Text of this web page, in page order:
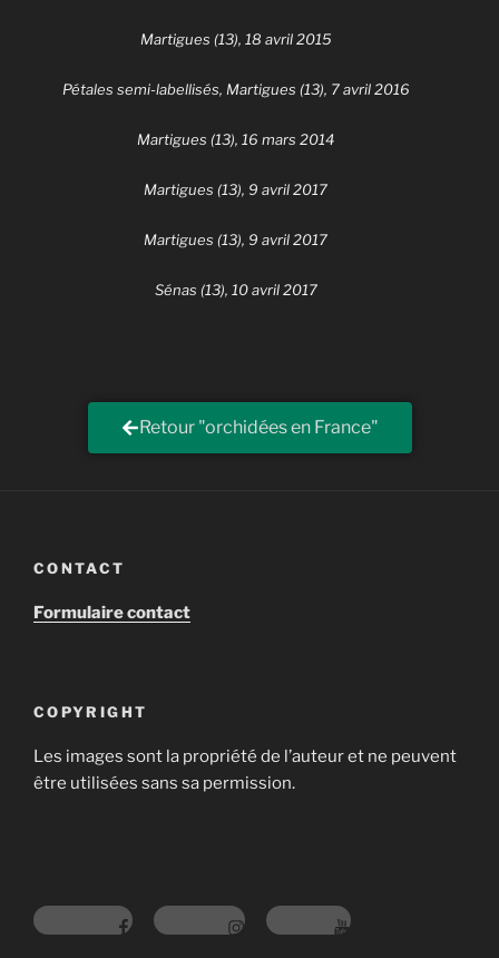
Martigues (13), 18 avril 2015
Pétales semi-labellisés, Martigues (13), 7 avril 2016
Martigues (13), 16 mars 2014
Martigues (13), 9 avril 2017
Martigues (13), 9 avril 2017
Sénas (13), 10 avril 2017
Retour "orchidées en France"
CONTACT
Formulaire contact
COPYRIGHT
Les images sont la propriété de l’auteur et ne peuvent
être utilisées sans sa permission.